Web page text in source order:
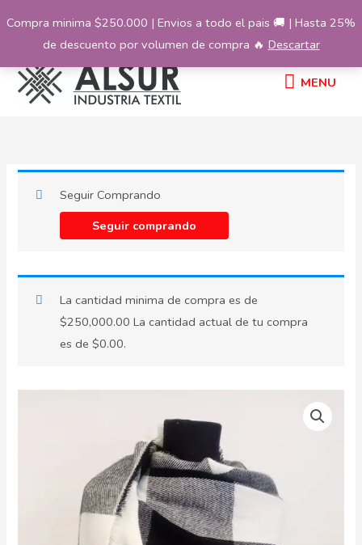
Compra minima $250.000 | Envios a todo el pais 🚚 | Hasta 25%
de descuento por volumen de compra 🔥 Descartar
contenido
MENU
MENU
Seguir comprando
Seguir Comprando
La cantidad minima de compra es de
$250,000.00 La cantidad actual de tu compra
es de $0.00.